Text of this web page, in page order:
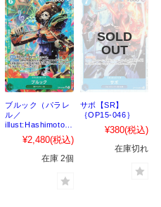
ブルック（パラレ
ル／
illust:HashimotoQ
）【SR】｛OP15-
032｝¥2,480(税込)
在庫 2個
サボ【SR】
｛OP15-046｝
¥380(税込)
在庫切れ